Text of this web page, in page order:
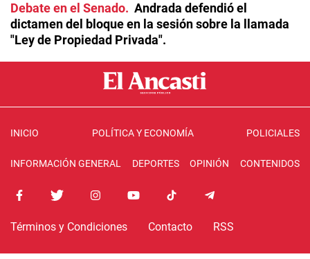
Debate en el Senado
Andrada defendió el
dictamen del bloque en la sesión sobre la llamada
"Ley de Propiedad Privada".
INICIO POLÍTICA Y ECONOMÍA POLICIALES
INFORMACIÓN GENERAL DEPORTES OPINIÓN CONTENIDOS
Términos y Condiciones Contacto RSS